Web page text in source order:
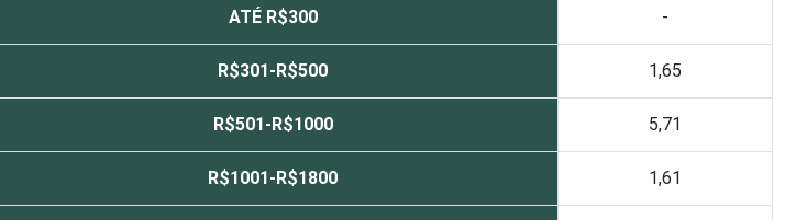
ATÉ R$300 -
R$301-R$500 1,65
R$501-R$1000 5,71
R$1001-R$1800 1,61